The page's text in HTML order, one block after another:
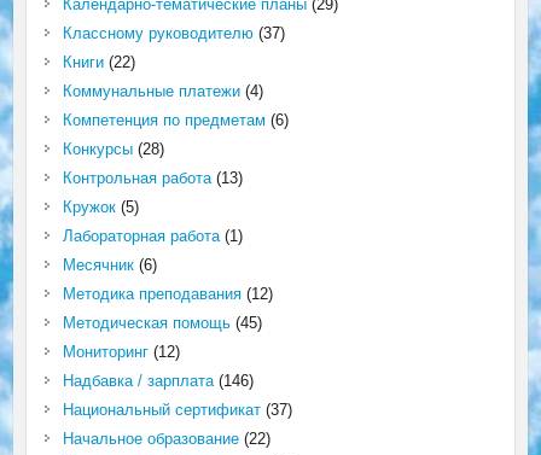
Календарно-тематические планы(29)
Классному руководителю(37)
Книги(22)
Коммунальные платежи(4)
Компетенция по предметам (6)
Конкурсы(28)
Контрольная работа(13)
Кружок(5)
Лабораторная работа(1)
Месячник(6)
Методика преподавания(12)
Методическая помощь(45)
Мониторинг(12)
Надбавка / зарплата(146)
Национальный сертификат(37)
Начальное образование(22)